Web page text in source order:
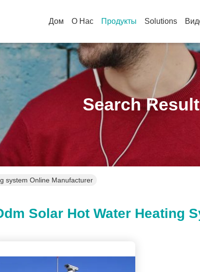
Дом О Нас Продукты Solutions
Search Result
system Online Manufacturer
Solar Hot Water Heating